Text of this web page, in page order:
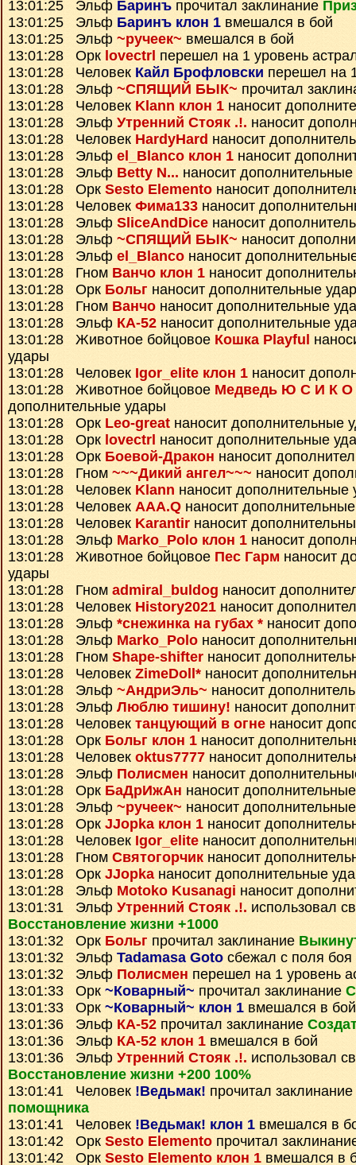
13:01:25 Эльф Баринъ прочитал заклинание
13:01:25 Эльф Баринъ клон 1 вмешался в бой
13:01:25 Эльф ~ручеек~ вмешался в бой
13:01:28 Орк lovectrl перешел на 1 уровень
13:01:28 Человек Кайл Брофловски перешел на
13:01:28 Эльф ~СПЯЩИЙ БЫК~ прочитал
13:01:28 Человек Klann клон 1 наносит
13:01:28 Эльф Утренний Стояк .!. наносит
13:01:28 Человек HardyHard наносит
13:01:28 Эльф el_Blanco клон 1 наносит
13:01:28 Эльф Betty N... наносит
13:01:28 Орк Sesto Elemento наносит
13:01:28 Человек Фима133 наносит
13:01:28 Эльф SliceAndDice наносит
13:01:28 Эльф ~СПЯЩИЙ БЫК~ наносит
13:01:28 Эльф el_Blanco наносит
13:01:28 Гном Ванчо клон 1 наносит
13:01:28 Орк Больг наносит дополнительные
13:01:28 Гном Ванчо наносит дополнительные
13:01:28 Эльф КА-52 наносит дополнительные
13:01:28 Животное бойцовое Кошка Playful
удары
13:01:28 Человек Igor_elite клон 1 наносит
13:01:28 Животное бойцовое Медведь Ю С И К О
дополнительные удары
13:01:28 Орк Leo-great наносит дополнительные
13:01:28 Орк lovectrl наносит дополнительные
13:01:28 Орк Боевой-Дракон наносит
13:01:28 Гном ~~~Дикий ангел~~~ наносит
13:01:28 Человек Klann наносит дополнительные
13:01:28 Человек AAA.Q наносит
13:01:28 Человек Karantir наносит
13:01:28 Эльф Marko_Polo клон 1 наносит
13:01:28 Животное бойцовое Пес Гарм наносит
удары
13:01:28 Гном admiral_buldog наносит
13:01:28 Человек History2021 наносит
13:01:28 Эльф *снежинка на губах * наносит
13:01:28 Эльф Marko_Polo наносит
13:01:28 Гном Shape-shifter наносит
13:01:28 Человек ZimeDoll* наносит
13:01:28 Эльф ~АндриЭль~ наносит
13:01:28 Эльф Люблю тишину! наносит
13:01:28 Человек танцующий в огне наносит
13:01:28 Орк Больг клон 1 наносит
13:01:28 Человек oktus7777 наносит
13:01:28 Эльф Полисмен наносит
13:01:28 Орк БаДрИжАн наносит
13:01:28 Эльф ~ручеек~ наносит
13:01:28 Орк JJopka клон 1 наносит
13:01:28 Человек Igor_elite наносит
13:01:28 Гном Святогорчик наносит
13:01:28 Орк JJopkaнаносит дополнительные
13:01:28 Эльф Motoko Kusanagi наносит
13:01:31 Эльф Утренний Стояк .!. использовал
Восстановление жизни +1000
13:01:32 Орк Больг прочитал заклинание
13:01:32 Эльф Tadamasa Goto сбежал с поля боя
13:01:32 Эльф Полисмен перешел на 1 уровень
13:01:33 Орк ~Коварный~ прочитал заклинание
13:01:33 Орк ~Коварный~ клон 1 вмешался в бой
13:01:36 Эльф КА-52 прочитал заклинание
13:01:36 Эльф КА-52 клон 1 вмешался в бой
13:01:36 Эльф Утренний Стояк .!. использовал
Восстановление жизни +200 100%
13:01:41 Человек !Ведьмак! прочитал заклинание
помощника
13:01:41 Человек !Ведьмак! клон 1 вмешался в
13:01:42 Орк Sesto Elemento прочитал
13:01:42 Орк Sesto Elemento клон 1 вмешался в